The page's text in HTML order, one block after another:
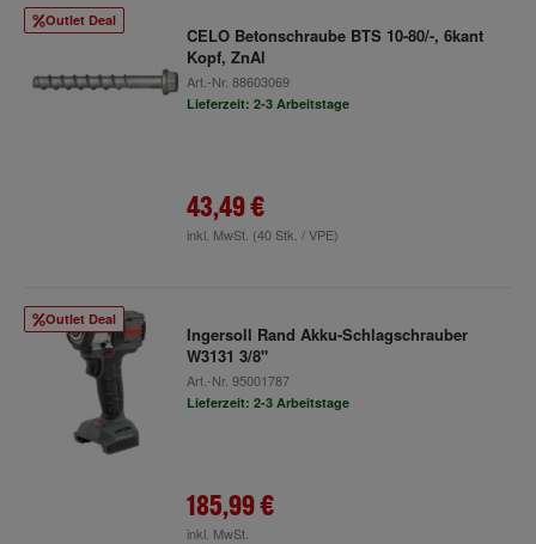
Outlet Deal
CELO Betonschraube BTS 10-80/-, 6kant
Kopf, ZnAl
Art.-Nr. 88603069
Lieferzeit: 2-3 Arbeitstage
43,49 €
inkl. MwSt. (40 Stk. / VPE)
Outlet Deal
Ingersoll Rand Akku-Schlagschrauber
W3131 3/8"
Art.-Nr. 95001787
Lieferzeit: 2-3 Arbeitstage
185,99 €
inkl. MwSt.